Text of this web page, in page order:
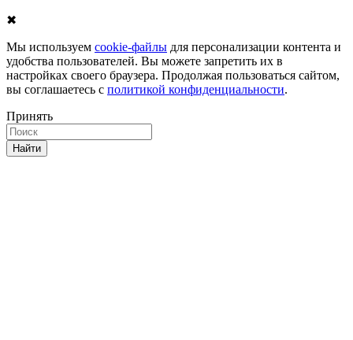
✖
Мы используем cookie-файлы для персонализации контента и
удобства пользователей. Вы можете запретить их в
настройках своего браузера. Продолжая пользоваться сайтом,
вы соглашаетесь с политикой конфиденциальности.
Принять
Найти